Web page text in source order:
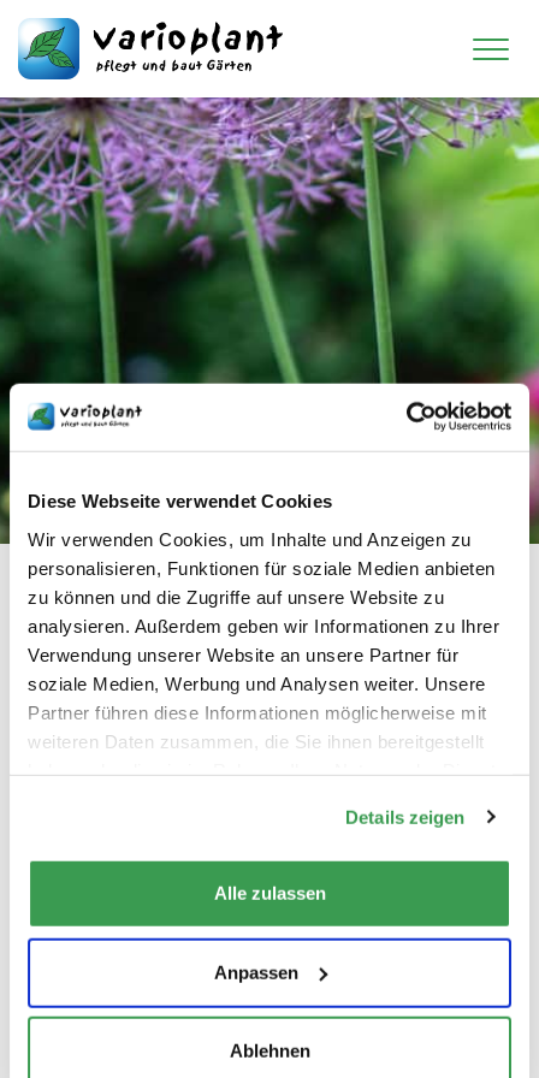
Diese Webseite verwendet Cookies
Wir verwenden Cookies, um Inhalte und Anzeigen zu
personalisieren, Funktionen für soziale Medien anbieten
zu können und die Zugriffe auf unsere Website zu
analysieren. Außerdem geben wir Informationen zu Ihrer
Verwendung unserer Website an unsere Partner für
soziale Medien, Werbung und Analysen weiter. Unsere
Partner führen diese Informationen möglicherweise mit
weiteren Daten zusammen, die Sie ihnen bereitgestellt
Details zeigen
Alle zulassen
Anpassen
Ablehnen
Zum Inhalt springen
Blog / News
Gartensanierung mit
Jakuzzi
04.05.2016
Gartenplanung bis hin zur Ausführung und
Integration von Ausstattungen (Whirlpool). Alles
was es bei Gartenträumen zu verwirklichen gibt ist